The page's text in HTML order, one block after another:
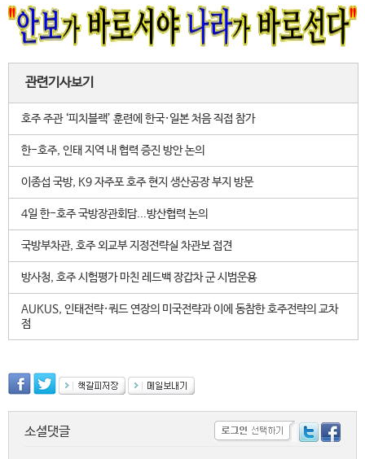
관련기사보기
호주 주관 ‘피치블랙’ 훈련에 한국·일본 처음 직접 참가
한-호주, 인태 지역 내 협력 증진 방안 논의
이종섭 국방, K9 자주포 호주 현지 생산공장 부지 방문
4일 한-호주 국방장관회담...방산협력 논의
국방부차관, 호주 외교부 지정전략실 차관보 접견
방사청, 호주 시험평가 마친 레드백 장갑차 군 시범운용
AUKUS, 인태전략·쿼드 연장의 미국전략과 이에 동참한 호주전략의 교차
점
소셜댓글